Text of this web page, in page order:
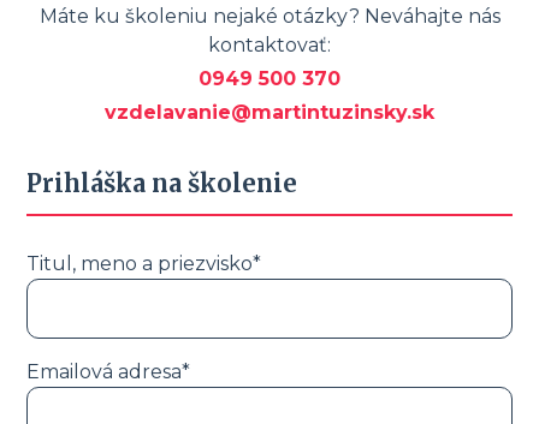
Máte ku školeniu nejaké otázky? Neváhajte nás
kontaktovať:
0949 500 370
vzdelavanie@martintuzinsky.sk
Prihláška na školenie
Titul, meno a priezvisko*
Emailová adresa*